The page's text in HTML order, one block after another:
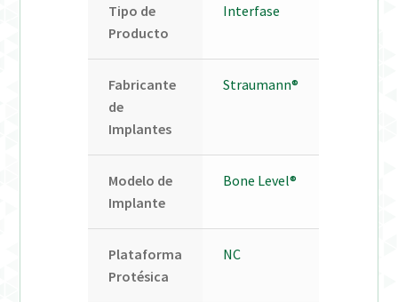
Tipo de
Producto
Interfase
Fabricante
de
Implantes
Straumann®
Modelo de
Implante
Bone Level®
Plataforma
Protésica
NC